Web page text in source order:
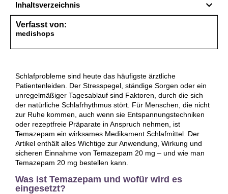
Inhaltsverzeichnis
Verfasst von:
medishops
Schlafprobleme sind heute das häufigste ärztliche
Patientenleiden. Der Stresspegel, ständige Sorgen oder ein
unregelmäßiger Tagesablauf sind Faktoren, durch die sich
der natürliche Schlafrhythmus stört. Für Menschen, die nicht
zur Ruhe kommen, auch wenn sie Entspannungstechniken
oder rezeptfreie Präparate in Anspruch nehmen, ist
Temazepam ein wirksames Medikament Schlafmittel. Der
Artikel enthält alles Wichtige zur Anwendung, Wirkung und
sicheren Einnahme von Temazepam 20 mg – und wie man
Temazepam 20 mg bestellen kann.
Was ist Temazepam und wofür wird es
eingesetzt?